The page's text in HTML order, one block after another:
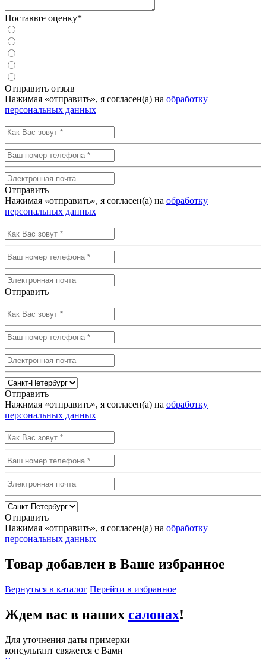
Поставьте оценку*
Отправить отзыв
Нажимая «отправить», я согласен(а) на обработку
персональных данных
Отправить
Нажимая «отправить», я согласен(а) на обработку
персональных данных
Отправить
Отправить
Нажимая «отправить», я согласен(а) на обработку
персональных данных
Отправить
Нажимая «отправить», я согласен(а) на обработку
персональных данных
Товар добавлен в Ваше избранное
Вернуться в каталог Перейти в избранное
Ждем вас в наших салонах!
Для уточнения даты примерки
консультант свяжется с Вами